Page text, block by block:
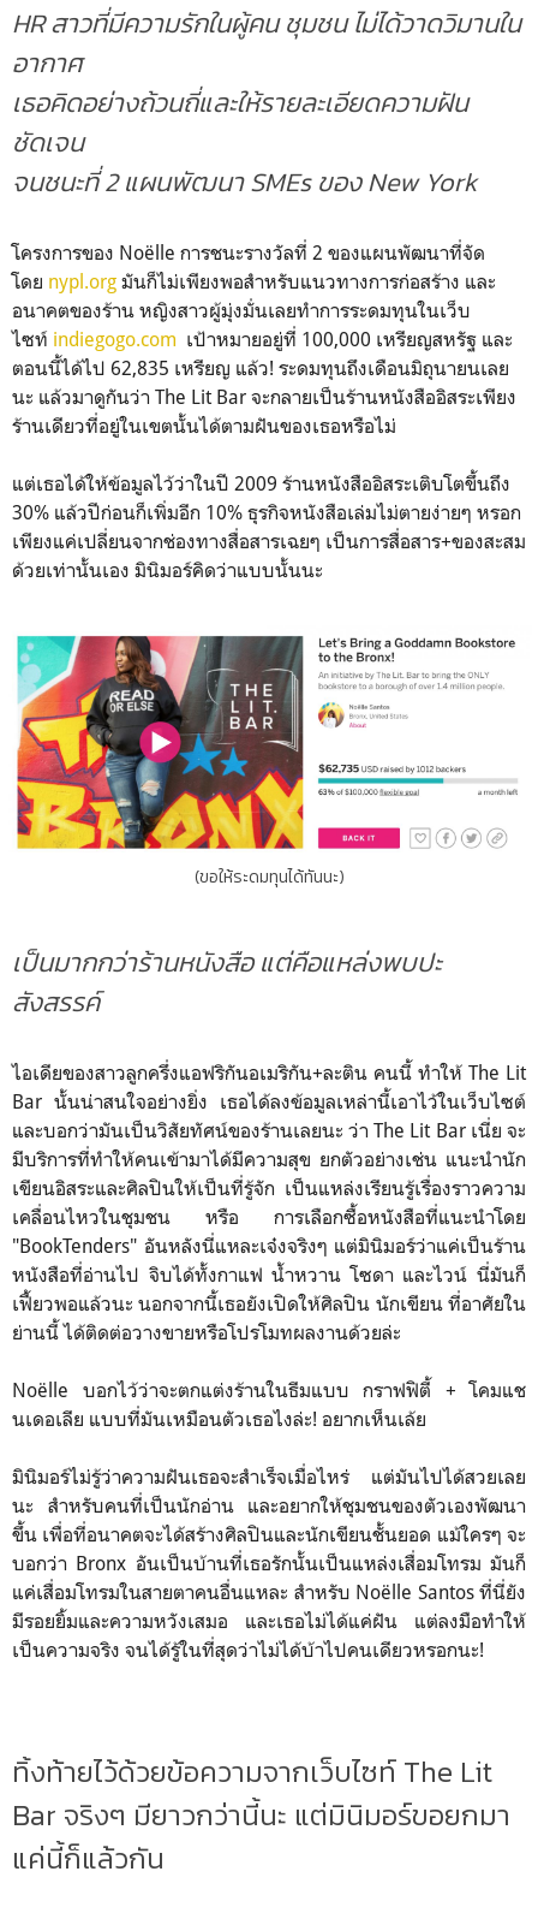
HR สาวที่มีความรักในผู้คน ชุมชน ไม่ได้วาดวิมานใน
อากาศ
เธอคิดอย่างถ้วนถี่และให้รายละเอียดความฝัน
ชัดเจน
จนชนะที่ 2 แผนพัฒนา SMEs ของ New York
โครงการของ Noëlle การชนะรางวัลที่ 2 ของแผนพัฒนาที่จัด
โดย nypl.org มันก็ไม่เพียงพอสำหรับแนวทางการก่อสร้าง และ
อนาคตของร้าน หญิงสาวผู้มุ่งมั่นเลยทำการระดมทุนในเว็บ
ไซท์ indiegogo.com เป้าหมายอยู่ที่ 100,000 เหรียญสหรัฐ และ
ตอนนี้ได้ไป 62,835 เหรียญ แล้ว! ระดมทุนถึงเดือนมิถุนายนเลย
นะ แล้วมาดูกันว่า The Lit Bar จะกลายเป็นร้านหนังสืออิสระเพียง
ร้านเดียวที่อยู่ในเขตนั้นได้ตามฝันของเธอหรือไม่
แต่เธอได้ให้ข้อมูลไว้ว่าในปี 2009 ร้านหนังสืออิสระเติบโตขึ้นถึง
30% แล้วปีก่อนก็เพิ่มอีก 10% ธุรกิจหนังสือเล่มไม่ตายง่ายๆ หรอก
เพียงแค่เปลี่ยนจากช่องทางสื่อสารเฉยๆ เป็นการสื่อสาร+ของสะสม
ด้วยเท่านั้นเอง มินิมอร์คิดว่าแบบนั้นนะ
(ขอให้ระดมทุนได้ทันนะ)
เป็นมากกว่าร้านหนังสือ แต่คือแหล่งพบปะ
สังสรรค์
ไอเดียของสาวลูกครึ่งแอฟริกันอเมริกัน+ละติน คนนี้ ทำให้ The Lit
Bar นั้นน่าสนใจอย่างยิ่ง เธอได้ลงข้อมูลเหล่านี้เอาไว้ในเว็บไซต์
และบอกว่ามันเป็นวิสัยทัศน์ของร้านเลยนะ ว่า The Lit Bar เนี่ย จะ
มีบริการที่ทำให้คนเข้ามาได้มีความสุข ยกตัวอย่างเช่น แนะนำนัก
เขียนอิสระและศิลปินให้เป็นที่รู้จัก เป็นแหล่งเรียนรู้เรื่องราวความ
เคลื่อนไหวในชุมชน หรือ การเลือกซื้อหนังสือที่แนะนำโดย
"BookTenders" อันหลังนี่แหละเจ๋งจริงๆ แต่มินิมอร์ว่าแค่เป็นร้าน
หนังสือที่อ่านไป จิบได้ทั้งกาแฟ น้ำหวาน โซดา และไวน์ นี่มันก็
เฟี้ยวพอแล้วนะ นอกจากนี้เธอยังเปิดให้ศิลปิน นักเขียน ที่อาศัยใน
ย่านนี้ ได้ติดต่อวางขายหรือโปรโมทผลงานด้วยล่ะ
Noëlle บอกไว้ว่าจะตกแต่งร้านในธีมแบบ กราฟฟิตี้ + โคมแช
นเดอเลีย แบบที่มันเหมือนตัวเธอไงล่ะ! อยากเห็นเล้ย
มินิมอร์ไม่รู้ว่าความฝันเธอจะสำเร็จเมื่อไหร่ แต่มันไปได้สวยเลย
นะ สำหรับคนที่เป็นนักอ่าน และอยากให้ชุมชนของตัวเองพัฒนา
ขึ้น เพื่อที่อนาคตจะได้สร้างศิลปินและนักเขียนชั้นยอด แม้ใครๆ จะ
บอกว่า Bronx อันเป็นบ้านที่เธอรักนั้นเป็นแหล่งเสื่อมโทรม มันก็
แค่เสื่อมโทรมในสายตาคนอื่นแหละ สำหรับ Noëlle Santos ที่นี่ยัง
มีรอยยิ้มและความหวังเสมอ และเธอไม่ได้แค่ฝัน แต่ลงมือทำให้
เป็นความจริง จนได้รู้ในที่สุดว่าไม่ได้บ้าไปคนเดียวหรอกนะ!
ทิ้งท้ายไว้ด้วยข้อความจากเว็บไซท์ The Lit
Bar จริงๆ มียาวกว่านี้นะ แต่มินิมอร์ขอยกมา
แค่นี้ก็แล้วกัน